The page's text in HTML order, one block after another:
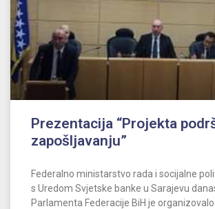
Prezentacija “Projekta
zapošljavanju”
Federalno ministarstvo rada i socijalne
s Uredom Svjetske banke u Sarajevu
Parlamenta Federacije BiH je